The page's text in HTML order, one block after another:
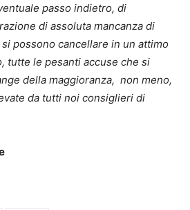
passo indietro, di
di assoluta mancanza di
si possono cancellare in un attimo
tutte le pesanti accuse che si
della maggioranza, non meno,
da tutti noi consiglieri di